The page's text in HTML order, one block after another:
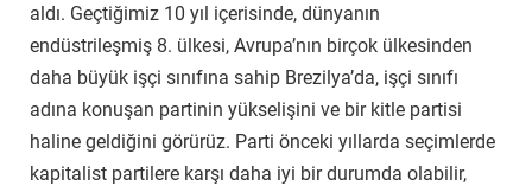
aldı. Geçtiğimiz 10 yıl içerisinde, dünyanın
endüstrileşmiş 8. ülkesi, Avrupa’nın birçok ülkesinden
daha büyük işçi sınıfına sahip Brezilya’da, işçi sınıfı
adına konuşan partinin yükselişini ve bir kitle partisi
haline geldiğini görürüz. Parti önceki yıllarda seçimlerde
kapitalist partilere karşı daha iyi bir durumda olabilir,